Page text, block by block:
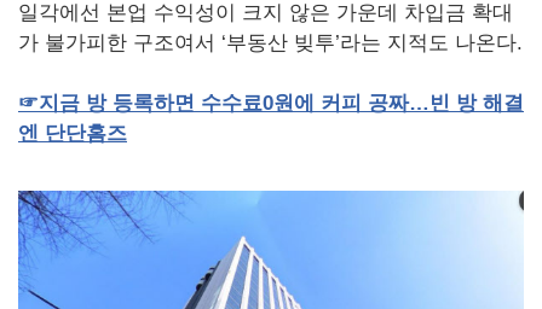
일각에선 본업 수익성이 크지 않은 가운데 차입금 확대
가 불가피한 구조여서 ‘부동산 빚투’라는 지적도 나온다.
☞지금 방 등록하면 수수료0원에 커피 공짜…빈 방 해결
엔 단단홈즈